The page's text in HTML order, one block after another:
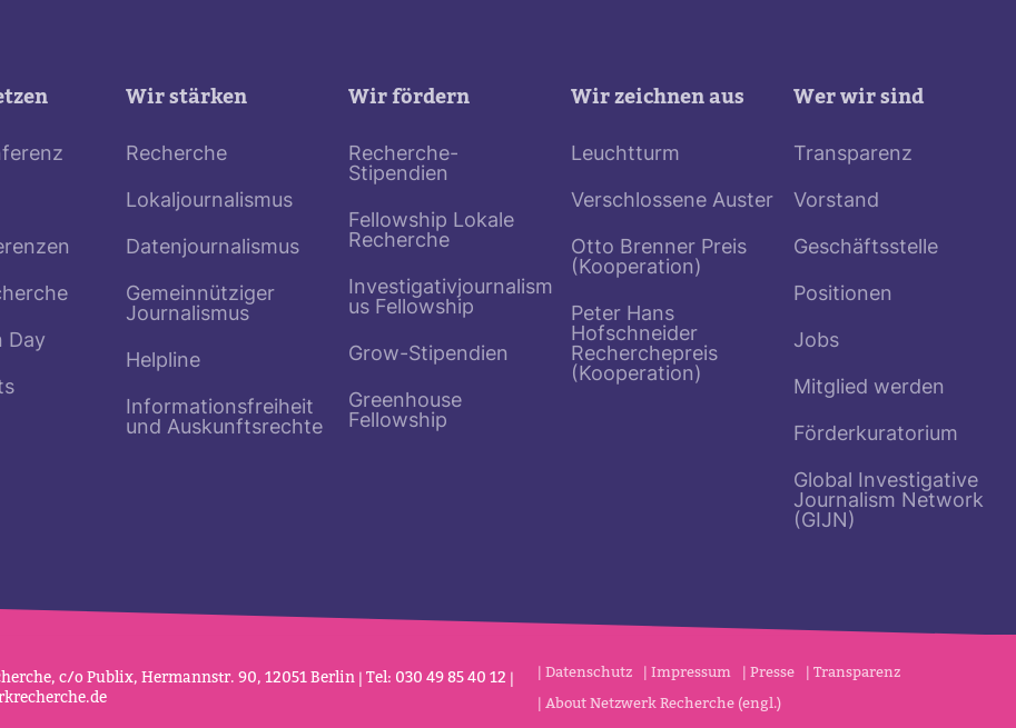
Day
Wir stärken
Recherche
Lokaljournalismus
Datenjournalismus
Gemeinnütziger
Journalismus
Helpline
Informationsfreiheit
und Auskunftsrechte
Wir fördern
Recherche-
Stipendien
Fellowship Lokale
Recherche
Investigativjournalism
us Fellowship
Grow-Stipendien
Greenhouse
Fellowship
Wir zeichnen aus
Leuchtturm
Verschlossene Auster
Otto Brenner Preis
(Kooperation)
Peter Hans
Hofschneider
Recherchepreis
(Kooperation)
Wer wir sind
Transparenz
Vorstand
Geschäftsstelle
Positionen
Jobs
Mitglied werden
Förderkuratorium
Global Investigative
Journalism Network
(GIJN)
c/o Publix, Her­mannstr. 90, 12051 Berlin | Tel: 030 49 85 40 12 |
Datenschutz Impressum Presse
Transparenz
About Netzwerk Recherche (engl.)